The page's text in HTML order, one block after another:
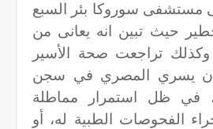
مستشفى سوروكا بئر السبع
حيث تبين انه يعانى من
تراجعت صحة الأسير
يسري المصري في سجن
في ظل استمرار مماطلة
الفحوصات الطبية له، أو